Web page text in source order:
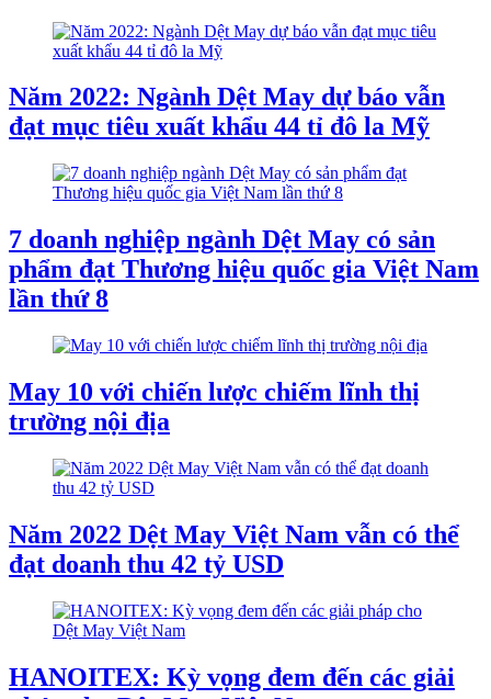
Năm 2022: Ngành Dệt May dự báo vẫn
đạt mục tiêu xuất khẩu 44 tỉ đô la Mỹ
7 doanh nghiệp ngành Dệt May có sản
phẩm đạt Thương hiệu quốc gia Việt Nam
lần thứ 8
May 10 với chiến lược chiếm lĩnh thị
trường nội địa
Năm 2022 Dệt May Việt Nam vẫn có thể
đạt doanh thu 42 tỷ USD
HANOITEX: Kỳ vọng đem đến các giải